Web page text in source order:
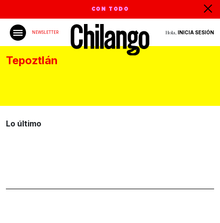
CON TODO
NEWSLETTER Hola, INICIA SESIÓN
Tepoztlán
Lo último